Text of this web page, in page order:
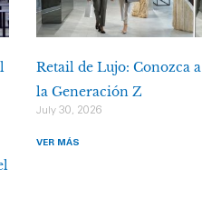
Retail de Lujo: Conozca a
la Generación Z
July 30, 2026
VER MÁS